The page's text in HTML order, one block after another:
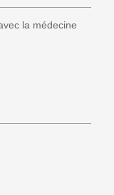
la médecine